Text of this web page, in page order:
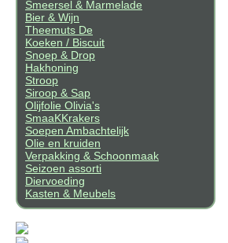
Smeersel & Marmelade
Bier & Wijn
Theemuts De
Koeken / Biscuit
Snoep & Drop
Hakhoning
Stroop
Siroop & Sap
Olijfolie Olivia's
SmaaKKrakers
Soepen Ambachtelijk
Olie en kruiden
Verpakking & Schoonmaak
Seizoen assorti
Diervoeding
Kasten & Meubels